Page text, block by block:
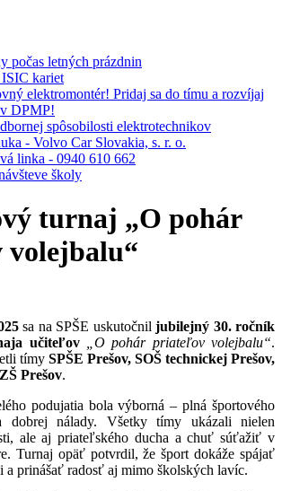
počas letných prázdnin
kariet
elektromontér! Pridaj sa do tímu a rozvíjaj
DPMP!
spôsobilosti elektrotechnikov
- Volvo Car Slovakia, s. r. o.
linka - 0940 610 662
školy
turnaj „O pohár
sa na SPŠE uskutočnil jubilejný 30. ročník
učiteľov
„O pohár priateľov volejbalu“.
tímy SPŠE Prešov, SOŠ technickej Prešov,
Prešov.
podujatia bola výborná – plná športového
nálady. Všetky tímy ukázali nielen
ale aj priateľského ducha a chuť súťažiť v
Turnaj opäť potvrdil, že šport dokáže spájať
a prinášať radosť aj mimo školských lavíc.